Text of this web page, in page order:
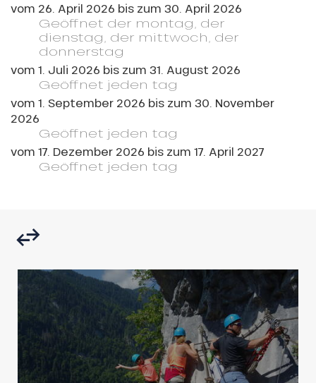
vom 26. April 2026 bis zum 30. April 2026
Geöffnet der montag, der
dienstag, der mittwoch, der
donnerstag
vom 1. Juli 2026 bis zum 31. August 2026
Geöffnet jeden tag
vom 1. September 2026 bis zum 30. November
2026
Geöffnet jeden tag
vom 17. Dezember 2026 bis zum 17. April 2027
Geöffnet jeden tag